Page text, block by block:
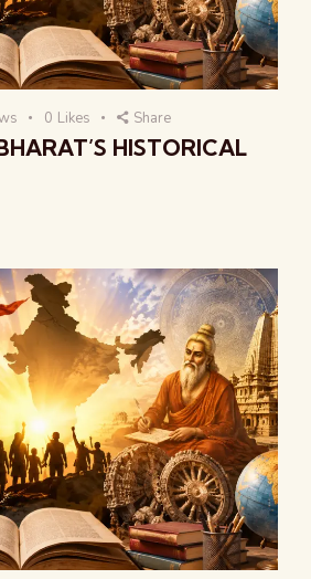
0 Likes Share
HISTORICAL